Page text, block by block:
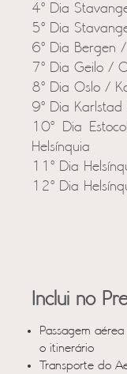
4º Dia
5º Dia
6º Dia Bergen
7º Dia Geilo /
8º Dia Oslo /
9º Dia Karlstad
10º Dia
Helsínquia
11º Dia
12º Dia
Inclui no
Passagem
o itinerário
Transporte do